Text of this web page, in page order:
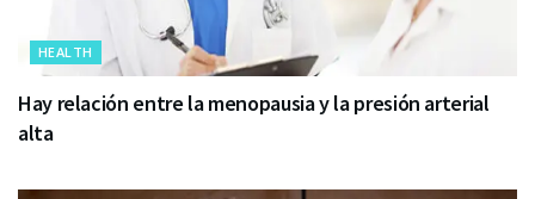
HEALTH
Hay relación entre la menopausia y la presión arterial
alta